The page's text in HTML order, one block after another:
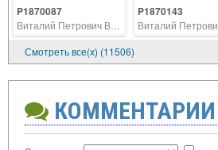
P1870087 P1870143
Смотреть все(х) (11506)